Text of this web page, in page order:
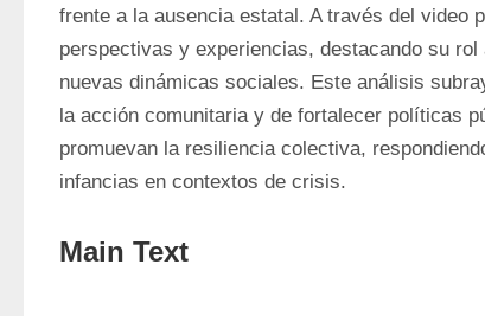
frente a la ausencia estatal. A través del video
perspectivas y experiencias, destacando su
nuevas dinámicas sociales. Este análisis
la acción comunitaria y de fortalecer políticas
promuevan la resiliencia colectiva,
infancias en contextos de crisis.
Main Text